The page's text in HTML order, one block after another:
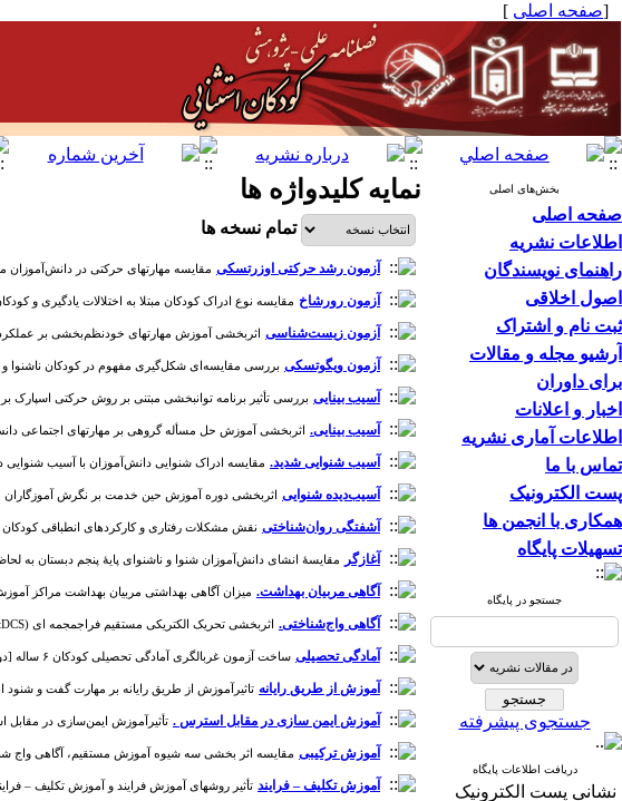
[صفحه اصلی ]
بخش‌های اصلی
صفحه اصلی
اطلاعات نشریه
راهنمای نویسندگان
اصول اخلاقی
ثبت نام و اشتراک
آرشیو مجله و مقالات
برای داوران
اخبار و اعلانات
اطلاعات آماری نشریه
تماس با ما
پست الکترونیک
همکاری با انجمن ها
تسهیلات پایگاه
جستجو در پایگاه
جستجوی پیشرفته
دریافت اطلاعات پایگاه
نشانی پست الکترونیک
نمایه کلیدواژه ها
تمام نسخه ها
آزمون رشد حرکتی اوزرتسکی مقایسه مهارتهای حرکتی در دانش‌آموزان مبتلا
آزمون رورشاخ مقایسه نوع ادراک کودکان مبتلا به اختلالات یادگیری و
آزمون زیست‌شناسی اثربخشی آموزش مهارتهای خودنظم‌بخشی بر عملکرد
آزمون ویگوتسکی بررسی مقایسه‌ای شکل‌گیری مفهوم در کودکان ناشنوا و شنوای
آسیب بینایی بررسی تأثیر برنامه‌ توانبخشی مبتنی بر روش حرکتی اسپارک بر
آسیب بینایی. اثربخشی آموزش حل مسأله گروهی بر مهارتهای اجتماعی دانش‌آموزان
آسیب شنوایی شدید. مقایسه ادراک شنوایی دانش‌آموزان با آسیب ‌شنوایی در
آسیب‌دیده شنوایی اثربخشی دوره آموزش حین خدمت بر نگرش آموزگاران
آشفتگی ‌‌روان‌‌شناختی نقش مشکلات‌ رفتاری و کارکردهای‌ انطباقی‌ کودکان با
آغازگر مقایسۀ انشای دانش‌آموزان شنوا و ناشنوای پایۀ پنجم دبستان به لحاظ کاربرد
آگاهی مربیان بهداشت. میزان آگاهی بهداشتی مربیان بهداشت مراکز آموزش
آگاهی واج‌شناختی. اثربخشی تحریک الکتریکی مستقیم فراجمجمه ای (tDCS) بر آگاهی واج شناختی کودکان مبتلا به اختلال نارساخوانی [دوره 25، شماره 1]
آمادگی تحصیلی ساخت آزمون غربالگری آمادگی تحصیلی کودکان ۶ ساله [دوره 2، شماره 2]
آموزش از طریق رایانه تاثیرآموزش از طریق رایانه بر مهارت گفت و شنود
آموزش ایمن سازی در مقابل استرس . تأثیرآموزش ایمن‌سازی در مقابل
آموزش ترکیبی مقایسه اثر بخشی سه شیوه آموزش مستقیم، آگاهی واج شناختی
آموزش تکلیف – فرایند تأثیر روشهای آموزش فرایند و آموزش تکلیف – فرایند